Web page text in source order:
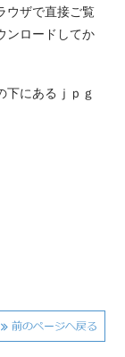
ウザで直接ご覧
ンロードしてか
下にあるｊｐｇ